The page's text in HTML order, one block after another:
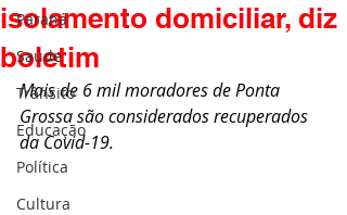
Paraná
Saúde
Trânsito
Educação
Política
Cultura
isolamento domiciliar, diz
boletim
Mais de 6 mil moradores de Ponta
Grossa são considerados recuperados
da Covid-19.